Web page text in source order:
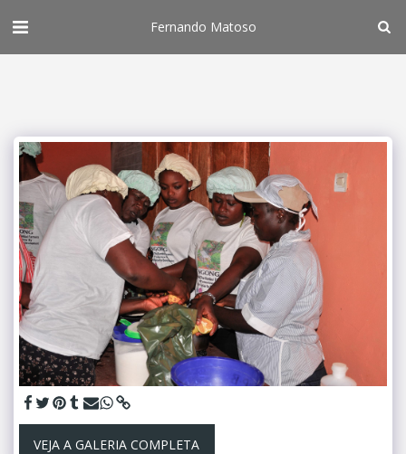
Fernando Matoso
VEJA A GALERIA COMPLETA